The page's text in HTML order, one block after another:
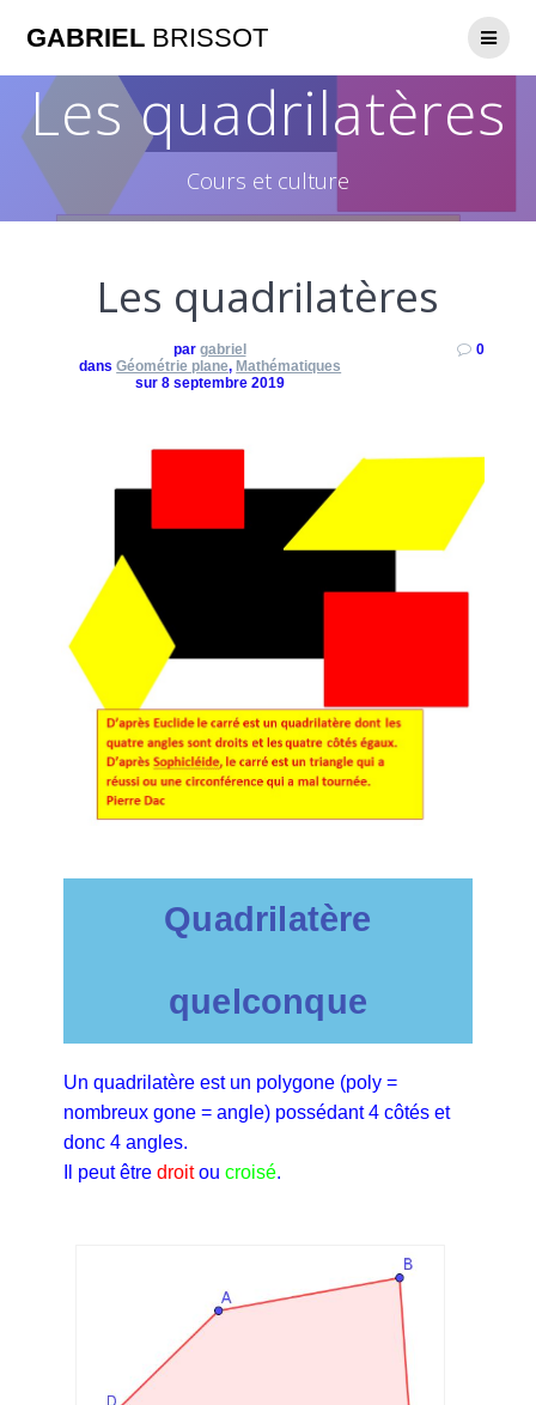
GABRIEL BRISSOT
Les quadrilatères
Cours et culture
Les quadrilatères
par gabriel
dansGéométrie plane, Mathématiques
sur 8 septembre 2019
0
Quadrilatère
quelconque
Un quadrilatère est un polygone (poly =
nombreux gone = angle) possédant 4 côtés et
donc 4 angles.
Il peut être droitou croisé.